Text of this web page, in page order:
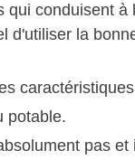
qui conduisent à
d'utiliser la
potable.
pas et